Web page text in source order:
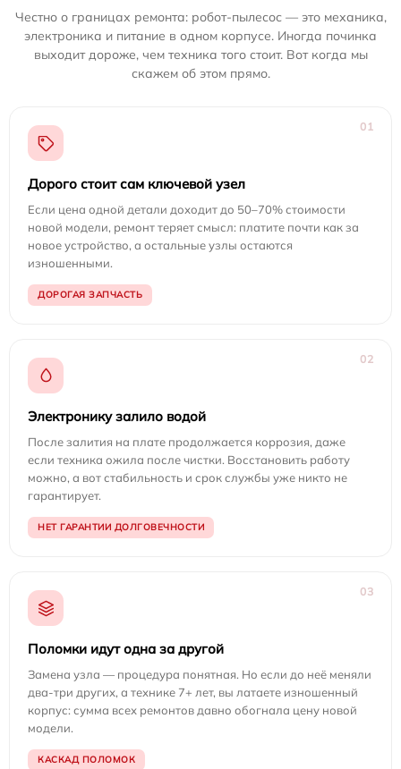
Честно о границах ремонта: робот-пылесос — это механика,
электроника и питание в одном корпусе. Иногда починка
выходит дороже, чем техника того стоит. Вот когда мы
скажем об этом прямо.
01
Дорого стоит сам ключевой узел
Если цена одной детали доходит до 50–70% стоимости
новой модели, ремонт теряет смысл: платите почти как за
новое устройство, а остальные узлы остаются
изношенными.
ДОРОГАЯ ЗАПЧАСТЬ
02
Электронику залило водой
После залития на плате продолжается коррозия, даже
если техника ожила после чистки. Восстановить работу
можно, а вот стабильность и срок службы уже никто не
гарантирует.
НЕТ ГАРАНТИИ ДОЛГОВЕЧНОСТИ
03
Поломки идут одна за другой
Замена узла — процедура понятная. Но если до неё меняли
два-три других, а технике 7+ лет, вы латаете изношенный
корпус: сумма всех ремонтов давно обогнала цену новой
модели.
КАСКАД ПОЛОМОК